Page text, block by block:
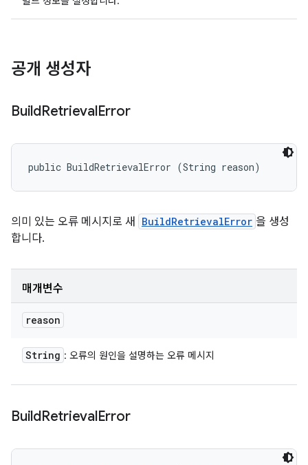
공개 생성자
BuildRetrievalError
public BuildRetrievalError (String reason)
의미 있는 오류 메시지로 새 BuildRetrievalError 을 생성
합니다.
매개변수
reason
String : 오류의 원인을 설명하는 오류 메시지
BuildRetrievalError